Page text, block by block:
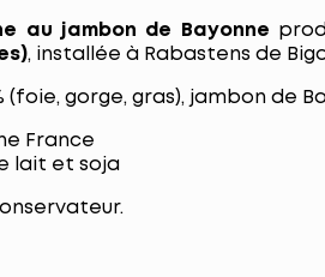
au jambon de Bayonne
, installée à Rabastens de
(foie, gorge, gras), jambon de
France
lait et soja